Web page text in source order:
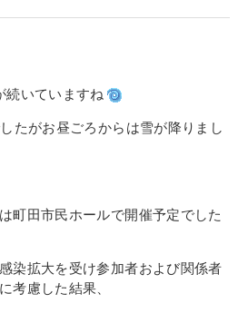
続いていますね
たがお昼ごろからは雪が降りまし
町田市民ホールで開催予定でした
染拡大を受け参加者および関係者
考慮した結果、